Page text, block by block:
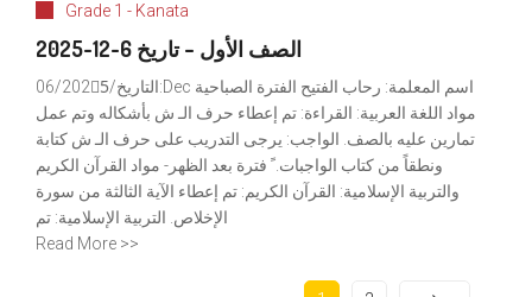
Grade 1 - Kanata
الصف الأول – تاريخ 6-12-2025
التاريخ/06/2025ِ:Dec اسم المعلمة: رحاب الفتيح الفترة الصباحية
مواد اللغة العربية: القراءة: تم إعطاء حرف الـ ش بأشكاله وتم عمل
تمارين عليه بالصف. الواجب: يرجى التدريب على حرف الـ ش كتابة
ونطقاً من كتاب الواجبات. ً فترة بعد الظهر- مواد القرآن الكريم
والتربية الإسلامية: القرآن الكريم: تم إعطاء الآية الثالثة من سورة
الإخلاص. التربية الإسلامية: تم
Read More >>